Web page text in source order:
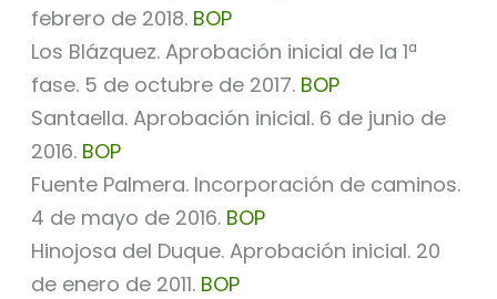
febrero de 2018. BOP
Los Blázquez. Aprobación inicial de la 1ª
fase. 5 de octubre de 2017. BOP
Santaella. Aprobación inicial. 6 de junio de
2016. BOP
Fuente Palmera. Incorporación de caminos.
4 de mayo de 2016. BOP
Hinojosa del Duque. Aprobación inicial. 20
de enero de 2011. BOP